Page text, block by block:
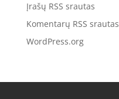
Įrašų RSS srautas
Komentarų RSS srautas
WordPress.org